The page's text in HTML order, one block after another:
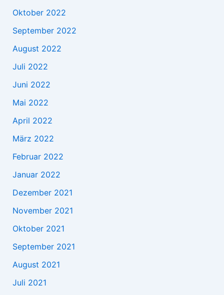
Oktober 2022
September 2022
August 2022
Juli 2022
Juni 2022
Mai 2022
April 2022
März 2022
Februar 2022
Januar 2022
Dezember 2021
November 2021
Oktober 2021
September 2021
August 2021
Juli 2021